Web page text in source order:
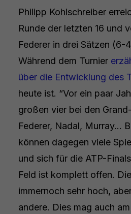
Philipp Kohlschreiber
Runde der letzten 16 und
Federer in drei Sätzen (6-
Während dem Turnier
über die Entwicklung des
heute ist. “Vor ein paar
großen vier bei den
Federer, Nadal, Murray…
können dagegen viele
und sich für die ATP-
Feld ist komplett offen.
immernoch sehr hoch,
andere. Dies mag auch